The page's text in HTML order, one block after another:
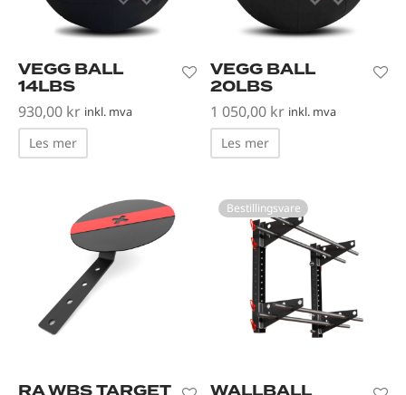
VEGG BALL
14LBS
930,00 kr inkl. mva
Les mer
VEGG BALL
20LBS
1 050,00 kr inkl. mva
Les mer
Bestillingsvare
og kondisjonstrening
utstyr